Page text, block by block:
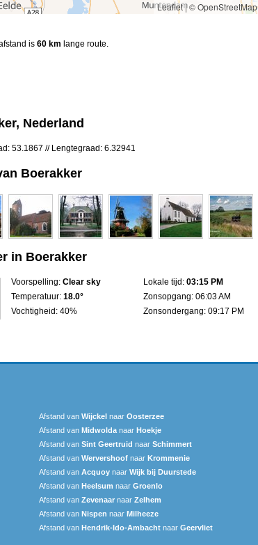
Leaflet|© OpenStreetMap
is 60 km lange route.
Nederland
53.1867 // Lengtegraad: 6.32941
Boerakker
in Boerakker
Voorspelling: Clear sky
Temperatuur: 18.0°
Vochtigheid: 40%
Lokale tijd: 03:15 PM
Zonsopgang: 06:03 AM
Zonsondergang: 09:17 PM
Afstand van Wijckel naar Oosterzee
Afstand van Midwolda naar Hoekje
Afstand van Sint Geertruid naar Schimmert
Afstand van Wervershoof naar Krommenie
Afstand van Acquoy naar Wijk bij Duurstede
Afstand van Heelsum naar Groenlo
Afstand van Zevenaar naar Zelhem
Afstand van Nispen naar Milheeze
Afstand van Hendrik-Ido-Ambacht naar Geervliet